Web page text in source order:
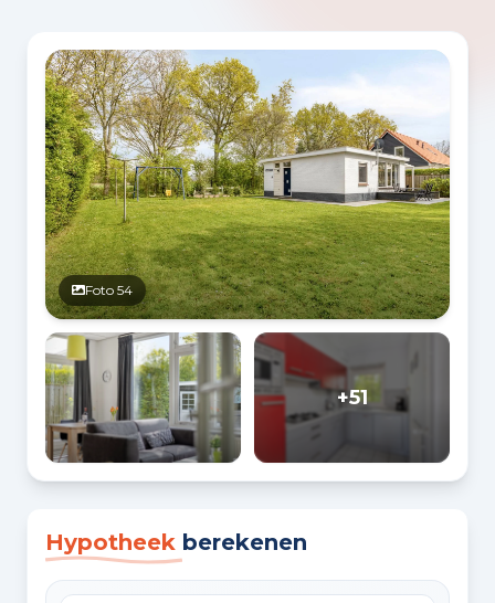
Fotogalerij
Foto 54
+51
Hypotheek berekenen